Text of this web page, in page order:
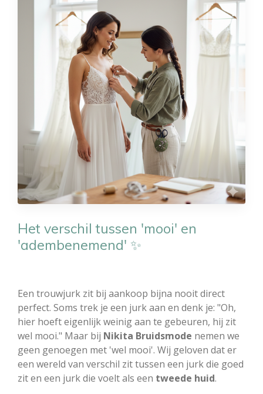
Het verschil tussen 'mooi' en
'adembenemend' ✨
Een trouwjurk zit bij aankoop bijna nooit direct
perfect. Soms trek je een jurk aan en denk je: "Oh,
hier hoeft eigenlijk weinig aan te gebeuren, hij zit
wel mooi." Maar bij Nikita Bruidsmode nemen we
geen genoegen met 'wel mooi'. Wij geloven dat er
een wereld van verschil zit tussen een jurk die goed
zit en een jurk die voelt als een tweede huid.